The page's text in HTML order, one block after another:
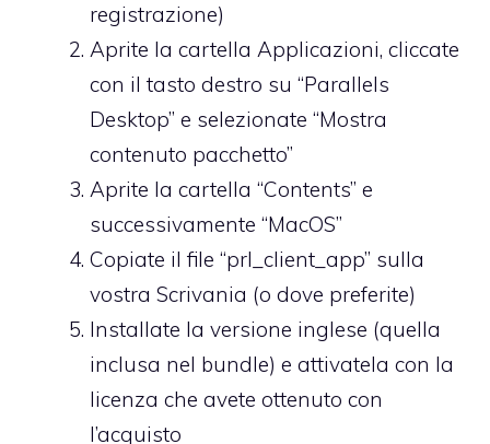
registrazione)
Aprite la cartella Applicazioni, cliccate
con il tasto destro su “Parallels
Desktop” e selezionate “Mostra
contenuto pacchetto”
Aprite la cartella “Contents” e
successivamente “MacOS”
Copiate il file “prl_client_app” sulla
vostra Scrivania (o dove preferite)
Installate la versione inglese (quella
inclusa nel bundle) e attivatela con la
licenza che avete ottenuto con
l’acquisto